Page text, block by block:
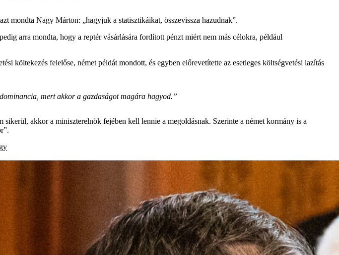
mondta Nagy Márton: „hagyjuk a statisztikáikat, összevissza hazudnak”.
arra mondta, hogy a reptér vásárlására fordított pénzt miért nem más célokra, például
költekezés felelőse, német példát mondott, és egyben előrevetítette az esetleges költségvetési lazítás
mert akkor a gazdaságot magára hagyod.”
akkor a miniszterelnök fejében kell lennie a megoldásnak. Szerinte a német kormány is a